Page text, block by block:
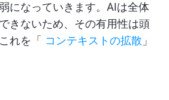
になっていきます。AIは全体
きないため、その有用性は頭
れを「
コンテキストの拡散 」